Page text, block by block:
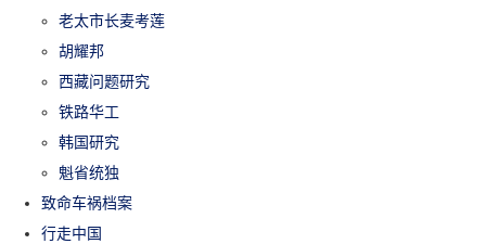
老太市长麦考莲
胡耀邦
西藏问题研究
铁路华工
韩国研究
魁省统独
致命车祸档案
行走中国